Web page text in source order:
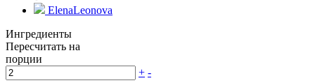
ElenaLeonova
Ингредиенты
Пересчитать на
порции
+ -